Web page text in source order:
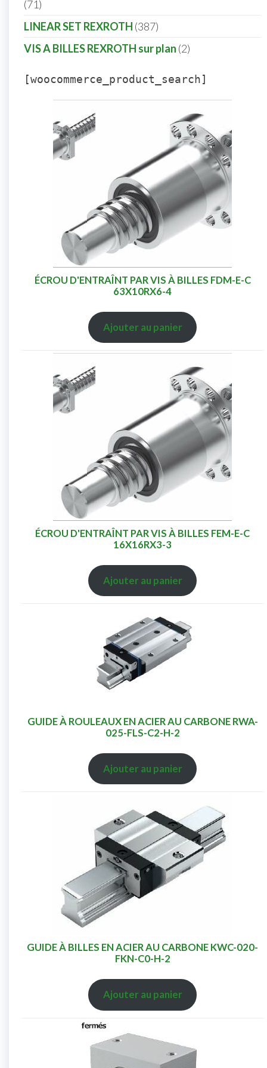
71
LINEAR SET REXROTH 387
VIS A BILLES REXROTH sur plan 2
[woocommerce_product_search]
ÉCROU D'ENTRAÎNT PAR VIS À BILLES FDM-E-C
63X10RX6-4
Ajouter au panier
ÉCROU D'ENTRAÎNT PAR VIS À BILLES FEM-E-C
16X16RX3-3
Ajouter au panier
GUIDE À ROULEAUX EN ACIER AU CARBONE RWA-
025-FLS-C2-H-2
Ajouter au panier
GUIDE À BILLES EN ACIER AU CARBONE KWC-020-
FKN-C0-H-2
Ajouter au panier